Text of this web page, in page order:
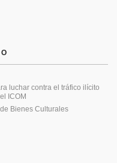
luchar contra el tráfico ilícito
ICOM
Bienes Culturales